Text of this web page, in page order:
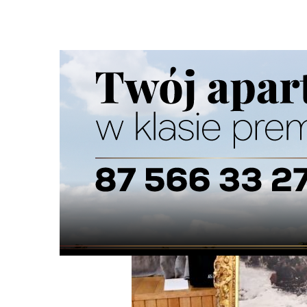
Ścieżka
nawigacyjna
Strona główna
15/12/2025/ 0 Komentarzy
To prawdopodobnie najdroższe dzieło